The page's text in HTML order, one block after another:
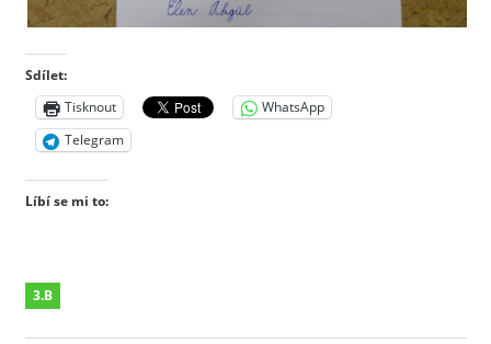
Sdílet:
Tisknout
WhatsApp
Telegram
Líbí se mi to:
3.B